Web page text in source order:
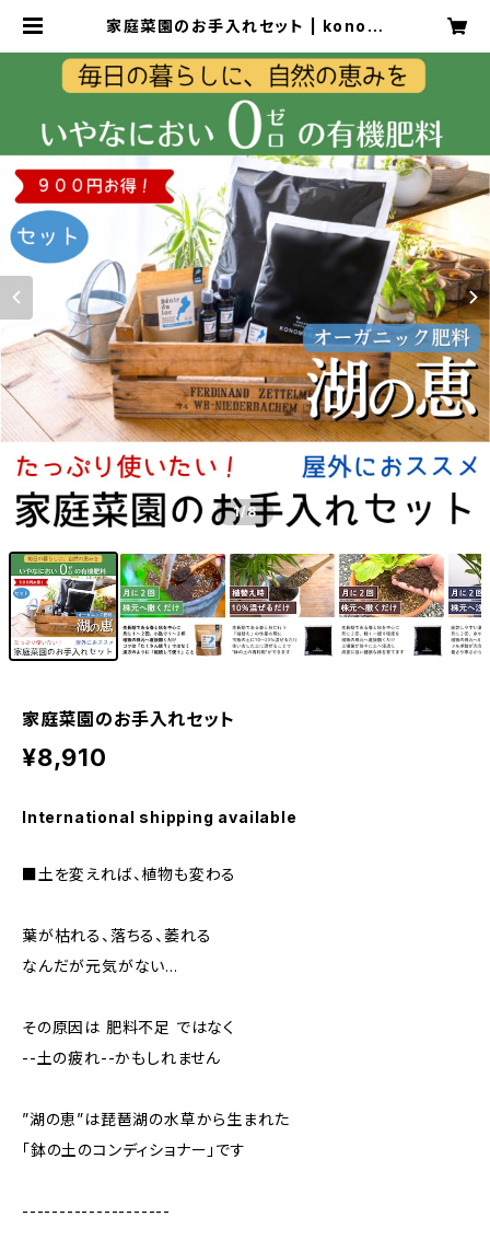
家庭菜園のお手入れセット | konom
1/8
家庭菜園のお手入れセット
¥8,910
International shipping available
■土を変えれば、植物も変わる
葉が枯れる、落ちる、萎れる
なんだが元気がない…
その原因は 肥料不足 ではなく
--土の疲れ--かもしれません
”湖の恵”は琵琶湖の水草から生まれた
「鉢の土のコンディショナー」です
--------------------